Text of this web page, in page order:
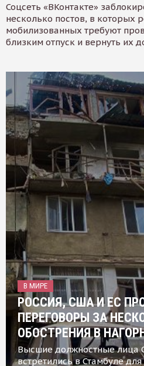
Соцсеть «ВКонтакте»
несколько постов, в которых
мобилизованных требуют
близким отпуск и вернуть их
В МИРЕ
РОССИЯ, США И ЕС
ПЕРЕГОВОРЫ ЗА
ОБОСТРЕНИЯ В
Высшие должностные лица
встретились в Стамбуле